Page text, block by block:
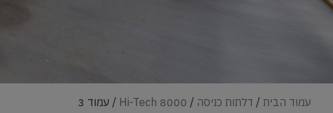
עמוד הבית / דלתות כניסה /
8000 Hi-Tech / עמוד 3